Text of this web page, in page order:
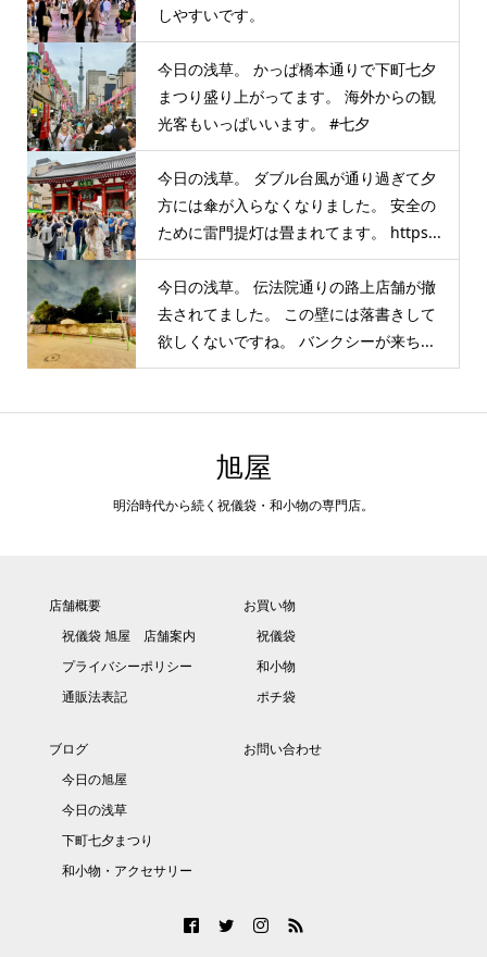
しやすいです。
今日の浅草。 かっぱ橋本通りで下町七夕
まつり盛り上がってます。 海外からの観
光客もいっぱいいます。 #七夕
今日の浅草。 ダブル台風が通り過ぎて夕
方には傘が入らなくなりました。 安全の
ために雷門提灯は畳まれてます。 https...
今日の浅草。 伝法院通りの路上店舗が撤
去されてました。 この壁には落書きして
欲しくないですね。 バンクシーが来ち...
旭屋
明治時代から続く祝儀袋・和小物の専門店。
店舗概要
祝儀袋 旭屋 店舗案内
プライバシーポリシー
通販法表記
お買い物
祝儀袋
和小物
ポチ袋
ブログ
今日の旭屋
今日の浅草
下町七夕まつり
和小物・アクセサリー
お問い合わせ